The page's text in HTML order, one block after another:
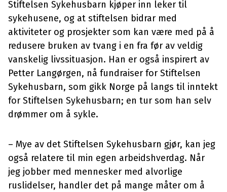
Stiftelsen Sykehusbarn kjøper inn leker til
sykehusene, og at stiftelsen bidrar med
aktiviteter og prosjekter som kan være med på å
redusere bruken av tvang i en fra før av veldig
vanskelig livssituasjon. Han er også inspirert av
Petter Langørgen, nå fundraiser for Stiftelsen
Sykehusbarn, som gikk Norge på langs til inntekt
for Stiftelsen Sykehusbarn; en tur som han selv
drømmer om å sykle.
– Mye av det Stiftelsen Sykehusbarn gjør, kan jeg
også relatere til min egen arbeidshverdag. Når
jeg jobber med mennesker med alvorlige
ruslidelser, handler det på mange måter om å